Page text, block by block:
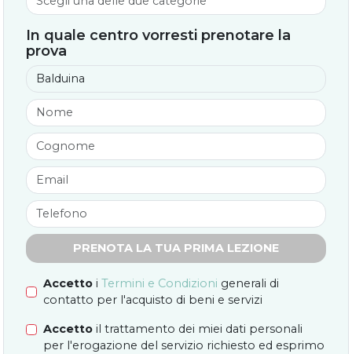
In quale centro vorresti prenotare la
prova
PRENOTA LA TUA PRIMA LEZIONE
Accetto i Termini e Condizioni generali di
contatto per l'acquisto di beni e servizi
Accetto il trattamento dei miei dati personali
per l'erogazione del servizio richiesto ed esprimo